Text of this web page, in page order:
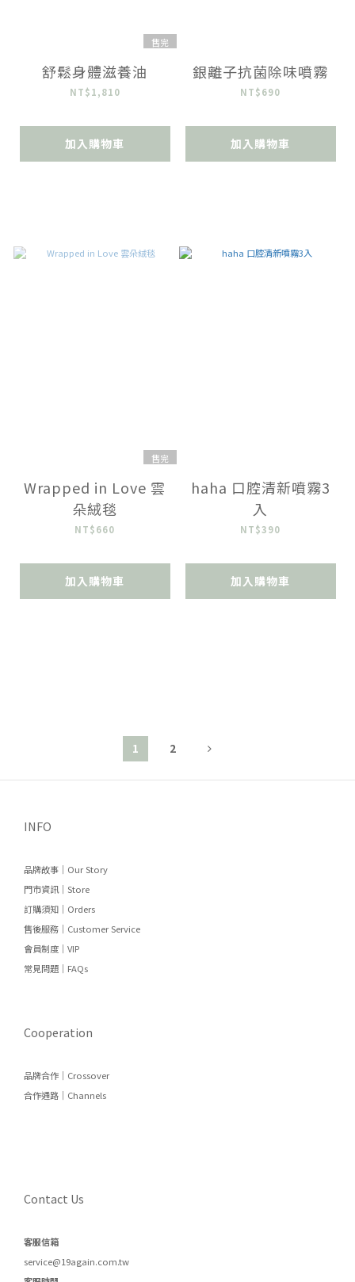
售完
舒鬆身體滋養油
NT$1,810
加入購物車
銀離子抗菌除味噴霧
NT$690
加入購物車
售完
Wrapped in Love 雲
朵絨毯
NT$660
加入購物車
haha 口腔清新噴霧3
入
NT$390
加入購物車
1 2
INFO
品牌故事｜Our Story
門市資訊｜Store
訂購須知｜Orders
售後服務｜Customer Service
會員制度｜VIP
常見問題｜FAQs
Cooperation
品牌合作｜Crossover
合作通路｜Channels
Contact Us
客服信箱
service@19again.com.tw